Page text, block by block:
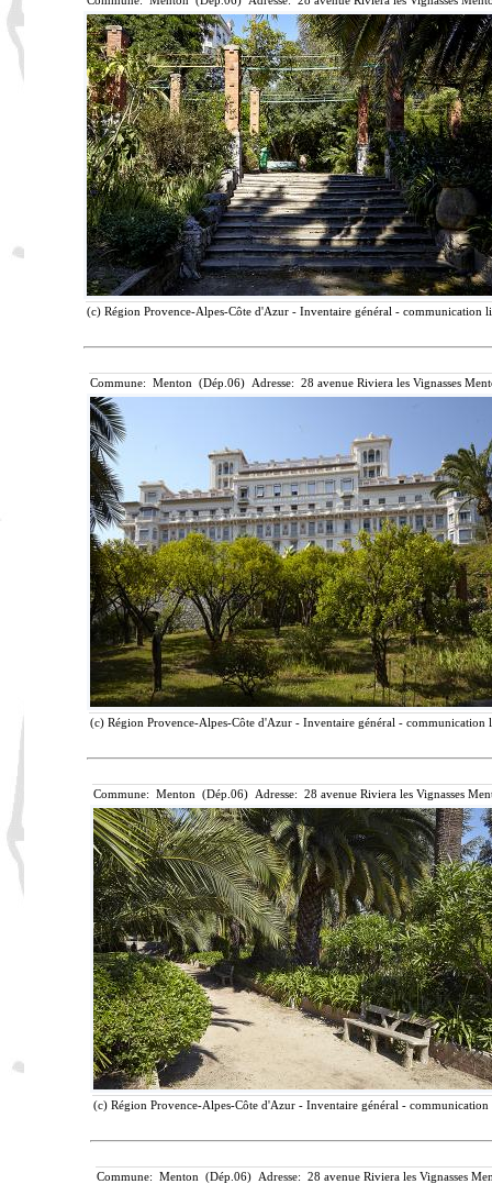
(c) Région Provence-Alpes-Côte d'Azur - Inventaire général - communication
Commune: Menton (Dép.06) Adresse: 28 avenue Riviera les Vignasses
(c) Région Provence-Alpes-Côte d'Azur - Inventaire général -
Commune: Menton (Dép.06) Adresse: 28 avenue Riviera les Vignasses
(c) Région Provence-Alpes-Côte d'Azur - Inventaire général -
Commune: Menton (Dép.06) Adresse: 28 avenue Riviera les Vignasses